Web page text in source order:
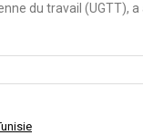
du travail (UGTT), a